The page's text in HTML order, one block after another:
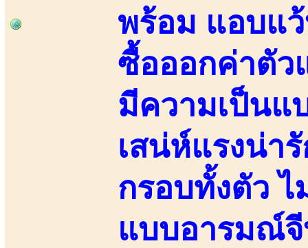
พร้อม แอบแ
ซื้อออกค่าตัว
มีความเป็นแ
เสน่ห์แรงน่า
กรอบทั้งตัว
แบบอารมณ์จี